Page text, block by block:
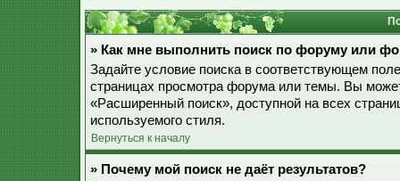
» Как мне выполнить поиск по форуму или
Задайте условие поиска в соответствующем
страницах просмотра форума или темы. Вы
«Расширенный поиск», доступной на всех
используемого стиля.
Вернуться к началу
» Почему мой поиск не даёт результатов?